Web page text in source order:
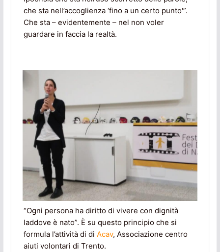
che sta nell’accoglienza ‘fino a un certo punto'”.
Che sta – evidentemente – nel non voler
guardare in faccia la realtà.
“Ogni persona ha diritto di vivere con dignità
laddove è nato”. È su questo principio che si
formula l’attività di di Acav, Associazione centro
aiuti volontari di Trento.